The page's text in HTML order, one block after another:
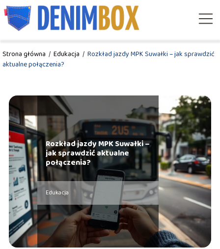
Strona główna / Edukacja / Rozkład jazdy MPK Suwałki – jak sprawdzić
aktualne połączenia?
Rozkład jazdy MPK Suwałki –
jak sprawdzić aktualne
połączenia?
Edukacja